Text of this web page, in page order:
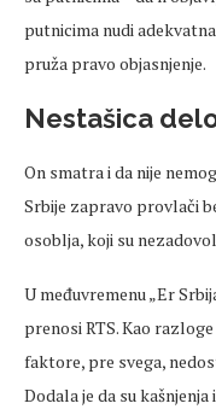
putnicima nudi
pruža pravo objasnjenje.
Nestašica
On smatra i da nije
Srbije zapravo provlači
osoblja, koji su
U međuvremenu „Er
prenosi RTS. Kao
faktore, pre svega,
Dodala je da su